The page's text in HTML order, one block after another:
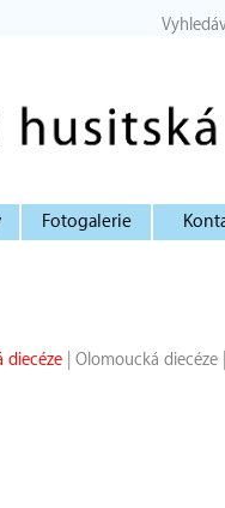
Fotogalerie
diecéze Olomoucká diecéze